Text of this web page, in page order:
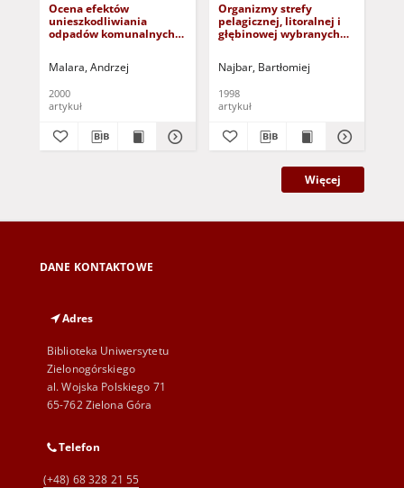
Ocena efektów
unieszkodliwiania
odpadów komunalnych
Malara, Andrzej
2000
artykuł
Organizmy strefy
pelagicznej, litoralnej i
głębinowej wybranych
Łuku Mużakowskim
Najbar, Bartłomiej
1998
artykuł
Więcej
DANE KONTAKTOWE
Adres
Biblioteka Uniwersytetu
Zielonogórskiego
al. Wojska Polskiego 71
65-762 Zielona Góra
Telefon
(+48) 68 328 21 55